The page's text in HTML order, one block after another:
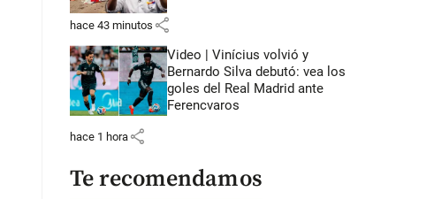
hace 43 minutos share
Video | Vinícius volvió y
Bernardo Silva debutó: vea los
goles del Real Madrid ante
Ferencvaros
hace 1 hora share
Te recomendamos